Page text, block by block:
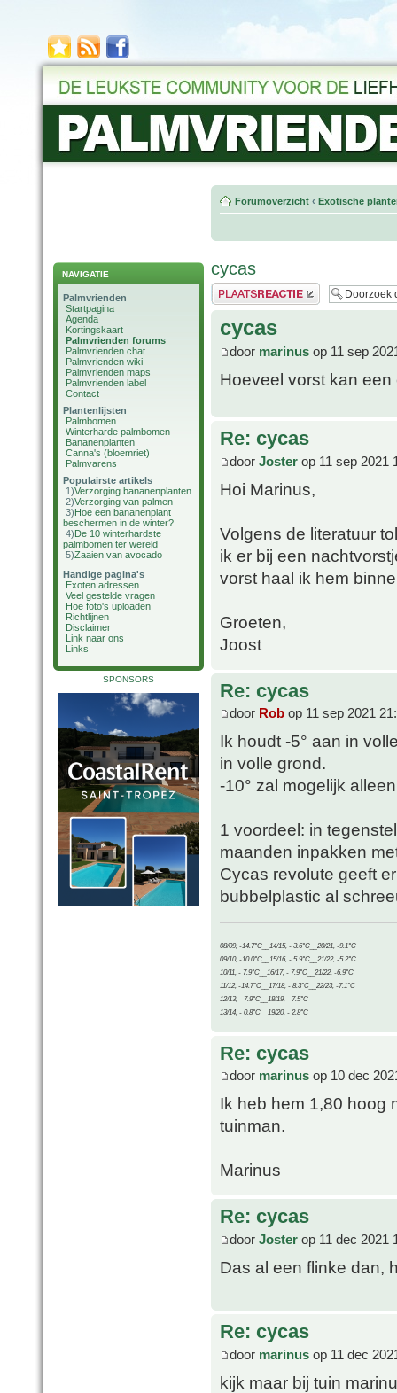
NAVIGATIE
Palmvrienden
Startpagina
Agenda
Kortingskaart
Palmvrienden forums
Palmvrienden chat
Palmvrienden wiki
Palmvrienden maps
Palmvrienden label
Contact
Plantenlijsten
Palmbomen
Winterharde palmbomen
Bananenplanten
Canna's (bloemriet)
Palmvarens
Populairste artikels
1)Verzorging bananenplanten
2)Verzorging van palmen
3)Hoe een bananenplant
beschermen in de winter?
4)De 10 winterhardste
palmbomen ter wereld
5)Zaaien van avocado
Handige pagina's
Exoten adressen
Veel gestelde vragen
Hoe foto's uploaden
Richtlijnen
Disclaimer
Link naar ons
Links
SPONSORS
Forumoverzicht ‹ Exotische
cycas
Plaats een reactie
cycas
door marinus op 11 sep
Hoeveel vorst kan
Re: cycas
door Joster op 11 sep 2021
Hoi Marinus,
Volgens de literatuur
ik er bij een
vorst haal ik hem
Groeten,
Joost
Re: cycas
door Rob op 11 sep 2021
Ik houdt -5° aan in
in volle grond.
-10° zal mogelijk
1 voordeel: in
maanden inpakken
Cycas revolute geeft
bubbelplastic al
08/09, -14.7°C__14/15, - 3.6°C__20/21, -9.1°C
09/10, -10.0°C__15/16, - 5.9°C__21/22, -5.2°C
10/11, - 7.9°C__16/17, - 7.9°C__21/22, -6.9°C
11/12, -14.7°C__17/18, - 8.3°C__22/23, -7.1°C
12/13, - 7.9°C__18/19, - 7.5°C
13/14, - 0.8°C__19/20, - 2.8°C
Re: cycas
door marinus op 10 dec
Ik heb hem 1,80 hoog
tuinman.
Marinus
Re: cycas
door Joster op 11 dec 2021
Das al een flinke dan,
Re: cycas
door marinus op 11 dec
kijk maar bij tuin